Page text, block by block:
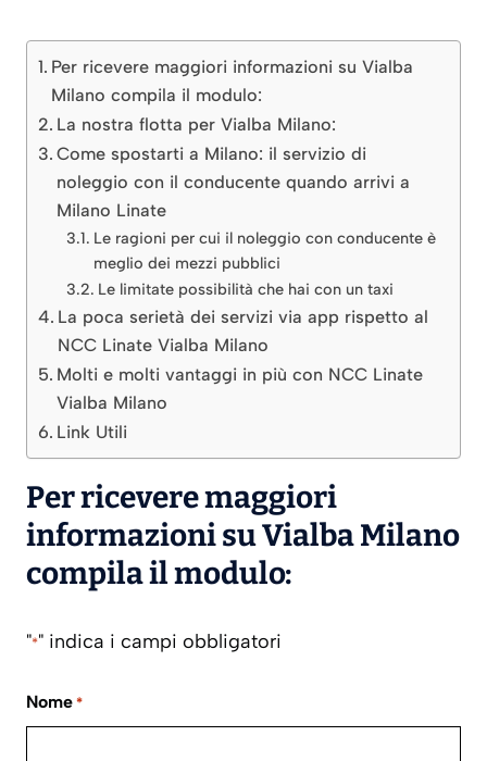
Per ricevere maggiori informazioni su Vialba
Milano compila il modulo:
La nostra flotta per Vialba Milano:
Come spostarti a Milano: il servizio di
noleggio con il conducente quando arrivi a
Milano Linate
Le ragioni per cui il noleggio con conducente è
meglio dei mezzi pubblici
Le limitate possibilità che hai con un taxi
La poca serietà dei servizi via app rispetto al
NCC Linate Vialba Milano
Molti e molti vantaggi in più con NCC Linate
Vialba Milano
Link Utili
Per ricevere maggiori
informazioni su Vialba Milano
compila il modulo:
"*" indica i campi obbligatori
Nome *